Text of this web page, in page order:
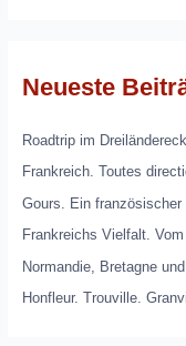
Neueste
Roadtrip im
Frankreich. Toutes
Gours. Ein französischer
Frankreichs Vielfalt.
Normandie, Bretagne
Honfleur. Trouville.